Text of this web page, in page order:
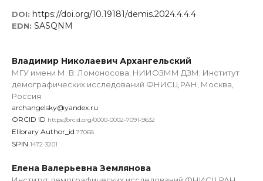
DOI: https://doi.org/10.19181/demis.2024.4.4.4
EDN: SASQNM
Владимир Николаевич Архангельский
МГУ имени М. В. Ломоносова; НИИОЗММ ДЗМ; Институт
демографических исследований ФНИСЦ РАН, Москва,
Роcсия
archangelsky@yandex.ru
ORCID ID https://orcid.org/0000-0002-7091-9632
Elibrary Author_id 77068
SPIN 1472-3201
Елена Валерьевна Землянова